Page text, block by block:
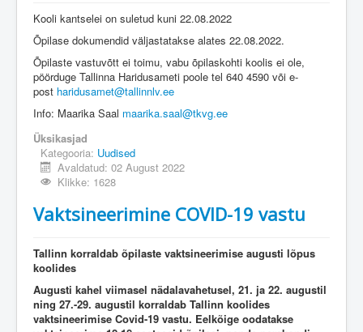
Kooli kantselei on suletud kuni 22.08.2022
Õpilase dokumendid väljastatakse alates 22.08.2022.
Õpilaste vastuvõtt ei toimu, vabu õpilaskohti koolis ei ole,
pöörduge Tallinna Haridusameti poole tel 640 4590 või e-
post haridusamet@tallinnlv.ee
Info: Maarika Saal maarika.saal@tkvg.ee
Üksikasjad
Kategooria: Uudised
Avaldatud: 02 August 2022
Klikke: 1628
Vaktsineerimine COVID-19 vastu
Tallinn korraldab õpilaste vaktsineerimise augusti lõpus
koolides
Augusti kahel viimasel nädalavahetusel, 21. ja 22. augustil
ning 27.-29. augustil korraldab Tallinn koolides
vaktsineerimise Covid-19 vastu. Eelkõige oodatakse